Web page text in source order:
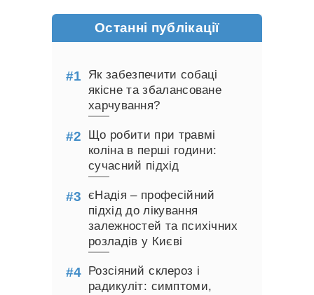
Останні публікації
Як забезпечити собаці
якісне та збалансоване
харчування?
Що робити при травмі
коліна в перші години:
сучасний підхід
єНадія – професійний
підхід до лікування
залежностей та психічних
розладів у Києві
Розсіяний склероз і
радикуліт: симптоми,